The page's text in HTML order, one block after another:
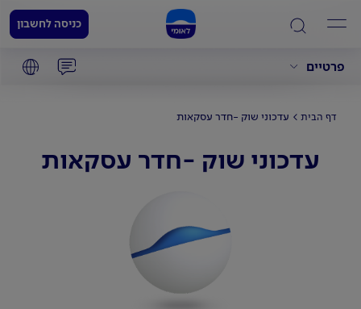
פרטיים
כניסה לחשבון
דף הבית עדכוני שוק -חדר עסקאות
עדכוני שוק -חדר עסקאות